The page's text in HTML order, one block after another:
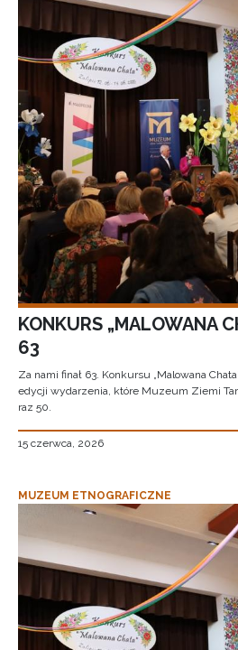
KONKURS „MALOWANA
63
Za nami finał 63. Konkursu „Malowana
edycji wydarzenia, które Muzeum Ziemi
raz 50.
15 czerwca, 2026
MUZEUM ETNOGRAFICZNE